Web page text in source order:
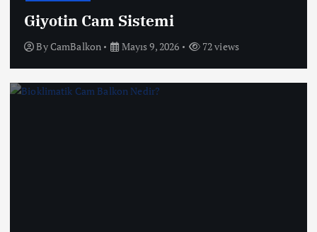
Giyotin Cam Sistemi
ByCamBalkon Mayıs 9, 2026 72 views